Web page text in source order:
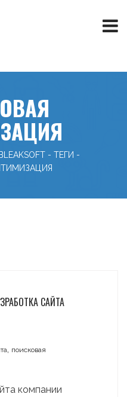
- ТЕГИ -
САЙТА
, поисковая
компании